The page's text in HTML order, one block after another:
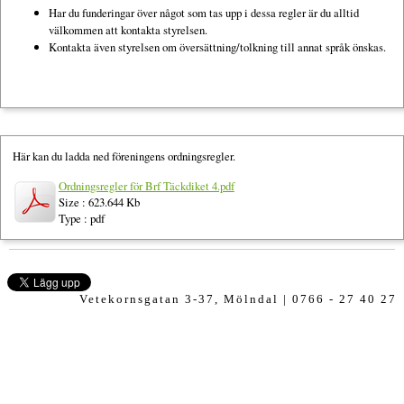
Har du funderingar över något som tas upp i dessa regler är du alltid
välkommen att kontakta styrelsen.
Kontakta även styrelsen om översättning/tolkning till annat språk önskas.
Här kan du ladda ned föreningens ordningsregler.
Ordningsregler för Brf Täckdiket 4.pdf
Size : 623.644 Kb
Type : pdf
Vetekornsgatan 3-37, Mölndal | 0766 - 27 40 27